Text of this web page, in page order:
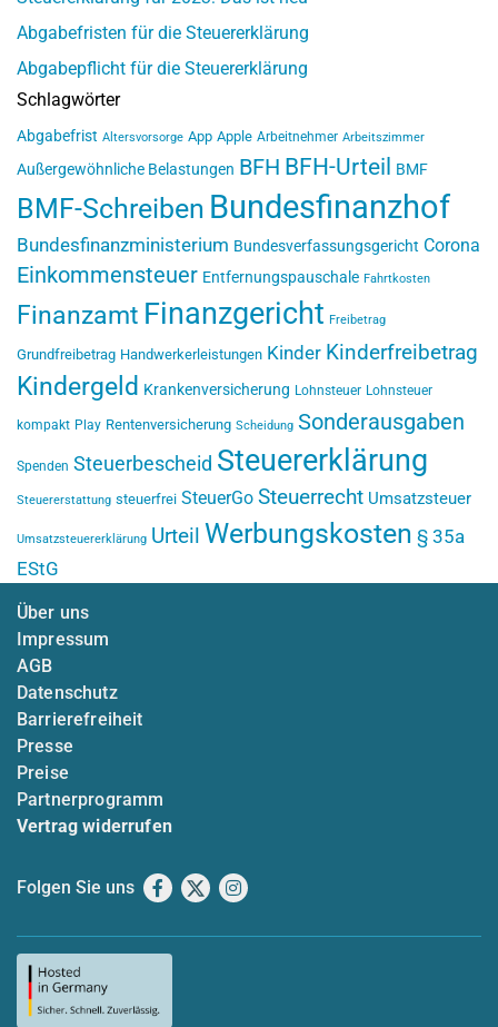
Abgabefristen für die Steuererklärung
Abgabepflicht für die Steuererklärung
Schlagwörter
Abgabefrist Altersvorsorge App Apple Arbeitnehmer Arbeitszimmer
Außergewöhnliche Belastungen BFH BFH-Urteil BMF
BMF-Schreiben Bundesfinanzhof
Bundesfinanzministerium Bundesverfassungsgericht Corona
Einkommensteuer Entfernungspauschale Fahrtkosten
Finanzamt Finanzgericht Freibetrag
Grundfreibetrag Handwerkerleistungen Kinder Kinderfreibetrag
Kindergeld Krankenversicherung Lohnsteuer Lohnsteuer
kompakt Play Rentenversicherung Scheidung Sonderausgaben
Spenden Steuerbescheid Steuererklärung
Steuererstattung steuerfrei SteuerGo Steuerrecht Umsatzsteuer
Umsatzsteuererklärung Urteil Werbungskosten § 35a
EStG
Über uns
Impressum
AGB
Datenschutz
Barrierefreiheit
Presse
Preise
Partnerprogramm
Vertrag widerrufen
Folgen Sie uns Facebook
X Instagram